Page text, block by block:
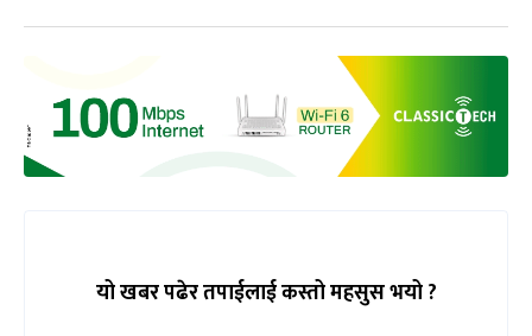
यो खबर पढेर तपाईलाई कस्तो महसुस भयो ?